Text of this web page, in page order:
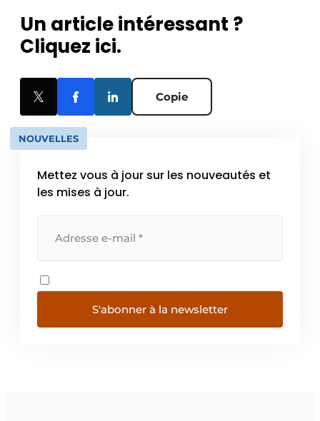
Un article intéressant ?
Cliquez ici.
Copie
NOUVELLES
Mettez vous à jour sur les nouveautés et
les mises à jour.
S'abonner à la newsletter